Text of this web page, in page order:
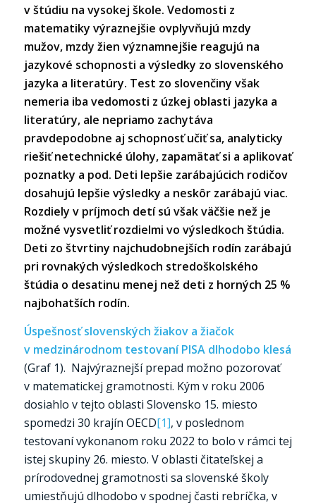
v štúdiu na vysokej škole. Vedomosti z
matematiky výraznejšie ovplyvňujú mzdy
mužov, mzdy žien významnejšie reagujú na
jazykové schopnosti a výsledky zo slovenského
jazyka a literatúry. Test zo slovenčiny však
nemeria iba vedomosti z úzkej oblasti jazyka a
literatúry, ale nepriamo zachytáva
pravdepodobne aj schopnosť učiť sa, analyticky
riešiť netechnické úlohy, zapamätať si a aplikovať
poznatky a pod. Deti lepšie zarábajúcich rodičov
dosahujú lepšie výsledky a neskôr zarábajú viac.
Rozdiely v príjmoch detí sú však väčšie než je
možné vysvetliť rozdielmi vo výsledkoch štúdia.
Deti zo štvrtiny najchudobnejších rodín zarábajú
pri rovnakých výsledkoch stredoškolského
štúdia o desatinu menej než deti z horných 25 %
najbohatších rodín.
Úspešnosť slovenských žiakov a žiačok
v medzinárodnom testovaní PISA dlhodobo klesá
(Graf 1). Najvýraznejší prepad možno pozorovať
v matematickej gramotnosti. Kým v roku 2006
dosiahlo v tejto oblasti Slovensko 15. miesto
spomedzi 30 krajín OECD[1], v poslednom
testovaní vykonanom roku 2022 to bolo v rámci tej
istej skupiny 26. miesto. V oblasti čitateľskej a
prírodovednej gramotnosti sa slovenské školy
umiestňujú dlhodobo v spodnej časti rebríčka, v